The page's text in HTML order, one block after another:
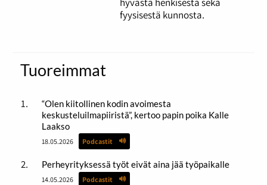
fyysisestä kunnosta.
Tuoreimmat
“Olen kiitollinen kodin avoimesta
keskusteluilmapiiristä”, kertoo papin poika Kalle
Laakso
18.05.2026 Podcastit
Perheyrityksessä työt eivät aina jää työpaikalle
14.05.2026 Podcastit